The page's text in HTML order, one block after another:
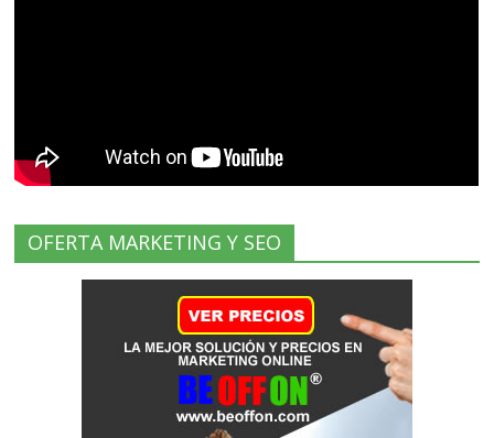
OFERTA MARKETING Y SEO